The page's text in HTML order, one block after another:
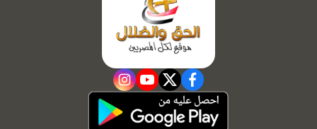
facebook
twitter
youtube
instagram